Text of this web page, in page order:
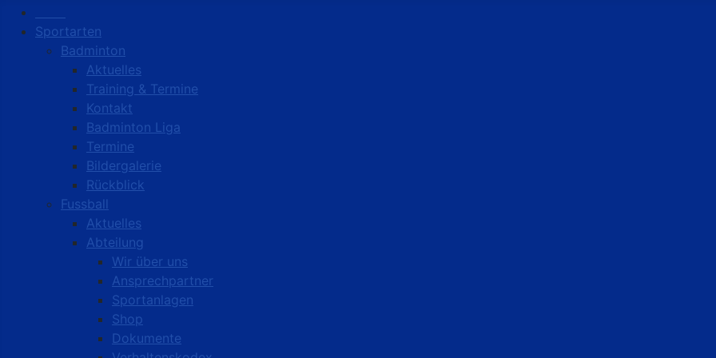
Sportarten
Badminton
Aktuelles
Training & Termine
Kontakt
Badminton Liga
Termine
Bildergalerie
Rückblick
Fussball
Aktuelles
Abteilung
Wir über uns
Ansprechpartner
Sportanlagen
Shop
Dokumente